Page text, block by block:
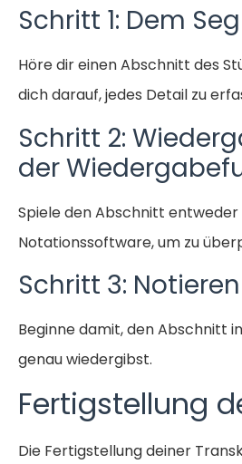
Schritt 1: Dem
Höre dir einen Abschnitt des
dich darauf, jedes Detail zu
Schritt 2:
der
Spiele den Abschnitt
Notationssoftware, um zu
Schritt 3:
Beginne damit, den Abschnitt
genau wiedergibst.
Fertigstellung
Die Fertigstellung deiner